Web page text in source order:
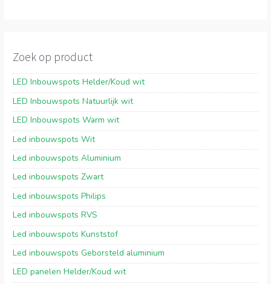
Zoek op product
LED Inbouwspots Helder/Koud wit
LED Inbouwspots Natuurlijk wit
LED Inbouwspots Warm wit
Led inbouwspots Wit
Led inbouwspots Aluminium
Led inbouwspots Zwart
Led inbouwspots Philips
Led inbouwspots RVS
Led inbouwspots Kunststof
Led inbouwspots Geborsteld aluminium
LED panelen Helder/Koud wit